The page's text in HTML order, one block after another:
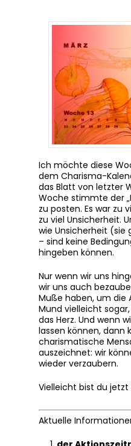
Ich möchte diese
dem Charisma-
das Blatt von letzter
Woche stimmte der
zu posten. Es war zu
zu viel Unsicherheit.
wie Unsicherheit (sie
– sind keine
hingeben können.
Nur wenn wir uns
wir uns auch
Muße haben, um die
Mund vielleicht
das Herz. Und wenn
lassen können, dann
charismatische
auszeichnet: wir
wieder verzaubern.
Vielleicht bist du jetzt
Aktuelle